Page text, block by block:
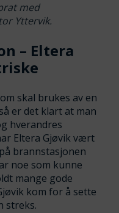
med
Yttervik.
– Eltera
skal brukes av en
er det klart at man
hverandres
Eltera Gjøvik vært
brannstasjonen
noe som kunne
mange gode
kom for å sette
streks.